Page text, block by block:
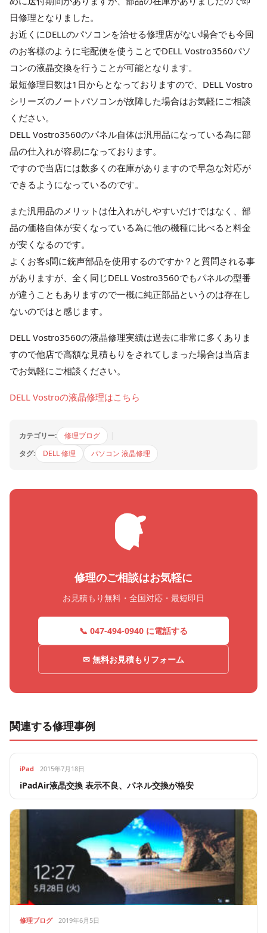
日修理となりました。
お近くにDELLのパソコンを治せる修理店がない場合でも今回
のお客様のように宅配便を使うことでDELL Vostro3560パソ
コンの液晶交換を行うことが可能となります。
最短修理日数は1日からとなっておりますので、DELL Vostro
シリーズのノートパソコンが故障した場合はお気軽にご相談
ください。
DELL Vostro3560のパネル自体は汎用品になっている為に部
品の仕入れが容易になっております。
ですので当店には数多くの在庫がありますので早急な対応が
できるようになっているのです。
また汎用品のメリットは仕入れがしやすいだけではなく、部
品の価格自体が安くなっている為に他の機種に比べると料金
が安くなるのです。
よくお客s間に銃声部品を使用するのですか？と質問される事
がありますが、全く同じDELL Vostro3560でもパネルの型番
が違うこともありますので一概に純正部品というのは存在し
ないのではと感じます。
DELL Vostro3560の液晶修理実績は過去に非常に多くありま
すので他店で高額な見積もりをされてしまった場合は当店ま
でお気軽にご相談ください。
DELL Vostroの液晶修理はこちら
カテゴリー: 修理ブログ
タグ:
DELL 修理 パソコン 液晶修理
修理のご相談はお気軽に
お見積もり無料・全国対応・最短即日
📞 047-494-0940 に電話する
✉ 無料お見積もりフォーム
関連する修理事例
iPad 2015年7月18日
iPadAir液晶交換 表示不良、パネル交換が格安
修理ブログ 2019年6月5日